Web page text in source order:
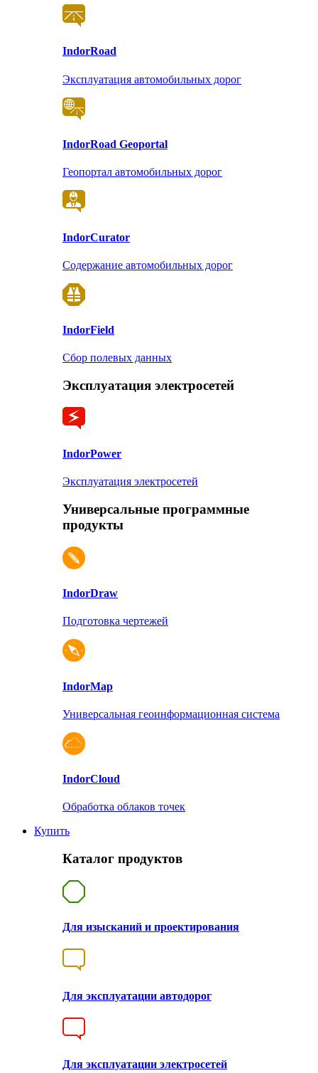
IndorRoad
Эксплуатация автомобильных дорог
IndorRoad Geoportal
Геопортал автомобильных дорог
IndorCurator
Содержание автомобильных дорог
IndorField
Сбор полевых данных
Эксплуатация электросетей
IndorPower
Эксплуатация электросетей
Универсальные программные
продукты
IndorDraw
Подготовка чертежей
IndorMap
Универсальная геоинформационная система
IndorCloud
Обработка облаков точек
Купить
Каталог продуктов
Для изысканий и проектирования
Для эксплуатации автодорог
Для эксплуатации электросетей